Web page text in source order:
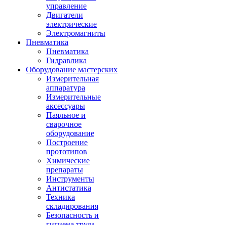
управление
Двигатели
электрические
Электромагниты
Пневматика
Пневматика
Гидравлика
Оборудование мастерских
Измерительная
аппаратура
Измерительные
аксессуары
Паяльное и
сварочное
оборудование
Построение
прототипов
Химические
препараты
Инструменты
Aнтистатика
Техника
складирования
Безопасность и